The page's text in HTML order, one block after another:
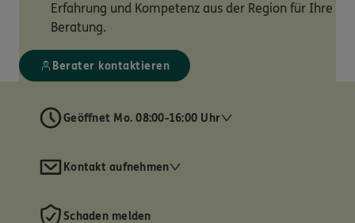
Erfahrung und Kompetenz aus der Region für Ihre
Beratung.
Berater kontaktieren
Geöffnet Mo. 08:00-16:00 Uhr
Kontakt aufnehmen
Schaden melden